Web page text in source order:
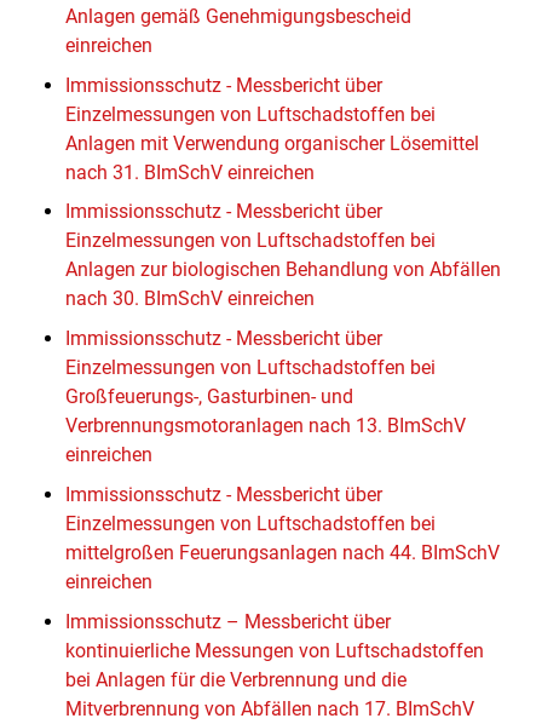
Anlagen gemäß Genehmigungsbescheid
einreichen
Immissionsschutz - Messbericht über
Einzelmessungen von Luftschadstoffen bei
Anlagen mit Verwendung organischer Lösemittel
nach 31. BImSchV einreichen
Immissionsschutz - Messbericht über
Einzelmessungen von Luftschadstoffen bei
Anlagen zur biologischen Behandlung von Abfällen
nach 30. BImSchV einreichen
Immissionsschutz - Messbericht über
Einzelmessungen von Luftschadstoffen bei
Großfeuerungs-, Gasturbinen- und
Verbrennungsmotoranlagen nach 13. BImSchV
einreichen
Immissionsschutz - Messbericht über
Einzelmessungen von Luftschadstoffen bei
mittelgroßen Feuerungsanlagen nach 44. BImSchV
einreichen
Immissionsschutz – Messbericht über
kontinuierliche Messungen von Luftschadstoffen
bei Anlagen für die Verbrennung und die
Mitverbrennung von Abfällen nach 17. BImSchV